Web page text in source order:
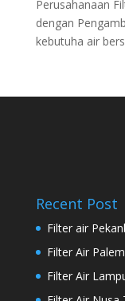
Perusahanaan
dengan
kebutuha air
Recent Post
Filter air
Filter Air
Filter Air